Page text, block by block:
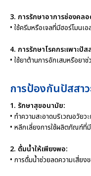
3. การรักษาอาการช่องคล
• ใช้ครีมหรือเจลที่มีฮอร์โมน
4. การรักษาโรคกระเพาะปัส
• ใช้ยาต้านการอักเสบหรือยา
การป้องกันปัสสา
1. รักษาสุขอนามัย:
• ทำความสะอาดบริเวณอวัยว
• หลีกเลี่ยงการใช้ผลิตภัณฑ์ที่
2. ดื่มน้ำให้เพียงพอ:
• การดื่มน้ำช่วยลดความเสี่ยง